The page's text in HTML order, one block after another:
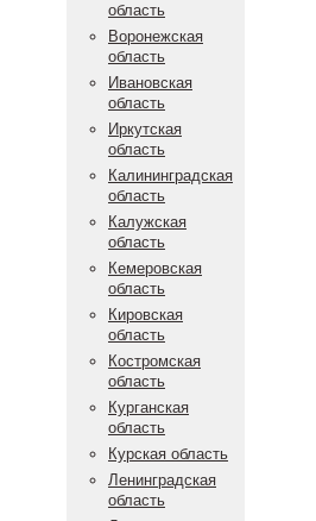
область
Воронежская
область
Ивановская
область
Иркутская
область
Калининградская
область
Калужская
область
Кемеровская
область
Кировская
область
Костромская
область
Курганская
область
Курская область
Ленинградская
область